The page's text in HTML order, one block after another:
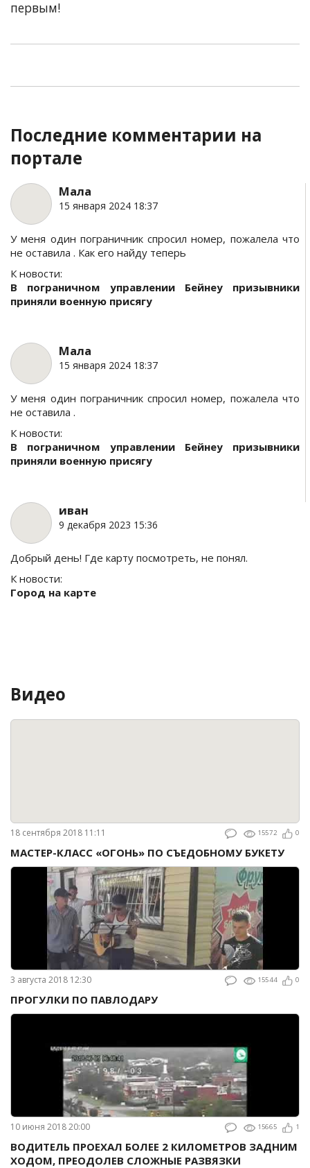
первым!
Последние комментарии на
портале
Мала
15 января 2024 18:37
У меня один пограничник спросил номер, пожалела что
не оставила . Как его найду теперь
К новости:
В пограничном управлении Бейнеу призывники
приняли военную присягу
Мала
15 января 2024 18:37
У меня один пограничник спросил номер, пожалела что
не оставила .
К новости:
В пограничном управлении Бейнеу призывники
приняли военную присягу
иван
9 декабря 2023 15:36
Добрый день! Где карту посмотреть, не понял.
К новости:
Город на карте
Видео
18 сентября 2018 11:11 15572 0
МАСТЕР-КЛАСС «ОГОНЬ» ПО СЪЕДОБНОМУ БУКЕТУ
3 августа 2018 12:30 15544 0
ПРОГУЛКИ ПО ПАВЛОДАРУ
10 июня 2018 20:00 15665 1
ВОДИТЕЛЬ ПРОЕХАЛ БОЛЕЕ 2 КИЛОМЕТРОВ ЗАДНИМ
ХОДОМ, ПРЕОДОЛЕВ СЛОЖНЫЕ РАЗВЯЗКИ